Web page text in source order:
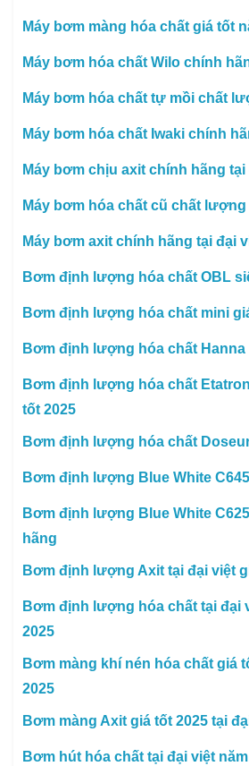
Máy bơm màng hóa chất giá tốt
Máy bơm hóa chất Wilo chính
Máy bơm hóa chất tự mồi chất
Máy bơm hóa chất Iwaki chính
Máy bơm chịu axit chính hãng tại
Máy bơm hóa chất cũ chất lượng
Máy bơm axit chính hãng tại đại
Bơm định lượng hóa chất OBL
Bơm định lượng hóa chất mini
Bơm định lượng hóa chất Hanna
Bơm định lượng hóa chất
tốt 2025
Bơm định lượng hóa chất
Bơm định lượng Blue White
Bơm định lượng Blue White
hãng
Bơm định lượng Axit tại đại việt
Bơm định lượng hóa chất tại đại
2025
Bơm màng khí nén hóa chất giá
2025
Bơm màng Axit giá tốt 2025 tại
Bơm hút hóa chất tại đại việt